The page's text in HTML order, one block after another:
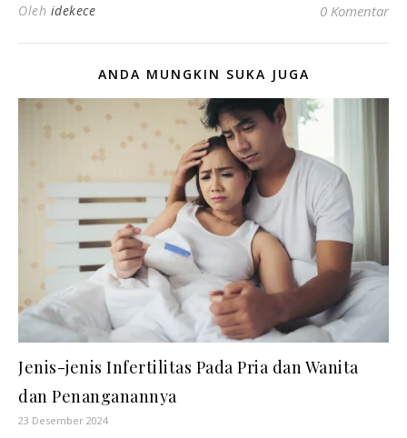
Oleh idekece 0 Komentar
ANDA MUNGKIN SUKA JUGA
Jenis-jenis Infertilitas Pada Pria dan Wanita
dan Penanganannya
23 Desember 2024